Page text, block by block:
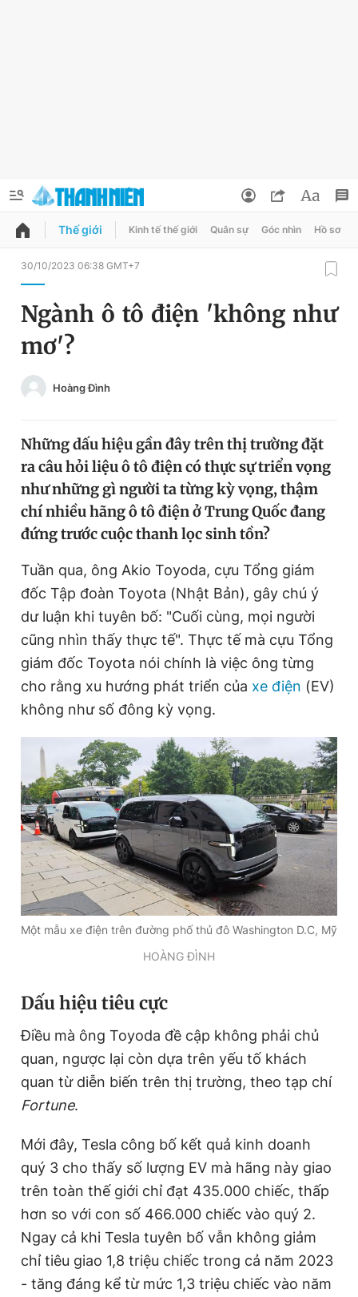
QUẢNG CÁO
Chuyên mục
Chuyên mục khác
Tin thị trường Tin 360
Video Magazine
Sản phẩm khác
Tiện ích Bạn cần biết
Thông tin tòa soạn Liên hệ quảng cáo
Đọc Thanh Niên trên điện thoại
Theo dõi báo trên
Hotline
0906 645 777
Liên hệ quảng cáo
0908 780 404
Tổng biên tập: Nguyễn Ngọc Toàn
Phó tổng biên tập: Lâm Hiếu Dũng
Phó tổng biên tập: Trần Việt Hưng
Tổng thư ký tòa soạn: Đức Trung
Giấy phép xuất bản số 110/GP - BTTTT cấp ngày 24.3.2020
© 2003-2026 Bản quyền thuộc về Báo Thanh Niên. Cấm sao
bản. Phát triển bởi ePi Technologies, JSC.
Đổi mật khẩu
Tin đã lưu
Tin đã xem
Đăng xuất
Thế giới Kinh tế thế giới Quân sự Góc nhìn Hồ sơ
30/10/2023 06:38 GMT+7
Ngành ô tô điện 'không như
mơ'?
Hoàng Đình
Những dấu hiệu gần đây trên thị trường đặt
ra câu hỏi liệu ô tô điện có thực sự triển vọng
như những gì người ta từng kỳ vọng, thậm
chí nhiều hãng ô tô điện ở Trung Quốc đang
đứng trước cuộc thanh lọc sinh tồn?
Tuần qua, ông Akio Toyoda, cựu Tổng giám
đốc Tập đoàn Toyota (Nhật Bản), gây chú ý
dư luận khi tuyên bố: "Cuối cùng, mọi người
cũng nhìn thấy thực tế". Thực tế mà cựu Tổng
giám đốc Toyota nói chính là việc ông từng
cho rằng xu hướng phát triển của xe điện (EV)
không như số đông kỳ vọng.
Một mẫu xe điện trên đường phố thủ đô Washington D.C, Mỹ
HOÀNG ĐÌNH
Dấu hiệu tiêu cực
Điều mà ông Toyoda đề cập không phải chủ
quan, ngược lại còn dựa trên yếu tố khách
quan từ diễn biến trên thị trường, theo tạp chí
Fortune.
Mới đây, Tesla công bố kết quả kinh doanh
quý 3 cho thấy số lượng EV mà hãng này giao
trên toàn thế giới chỉ đạt 435.000 chiếc, thấp
hơn so với con số 466.000 chiếc vào quý 2.
Ngay cả khi Tesla tuyên bố vẫn không giảm
chỉ tiêu giao 1,8 triệu chiếc trong cả năm 2023
- tăng đáng kể từ mức 1,3 triệu chiếc vào năm